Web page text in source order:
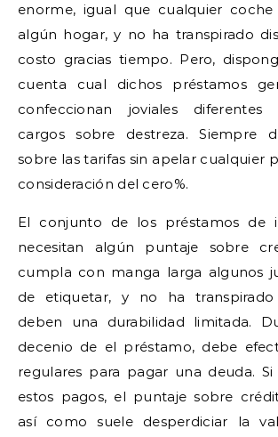
enorme, igual que cualquier coche
algún hogar, y no ha transpirado
costo gracias tiempo. Pero,
cuenta cual dichos préstamos
confeccionan joviales diferentes
cargos sobre destreza. Siempre
sobre las tarifas sin apelar cualquier
consideración del cero%.
El conjunto de los préstamos de
necesitan algún puntaje sobre
cumpla con manga larga algunos
de etiquetar, y no ha
deben una durabilidad limitada.
decenio de el préstamo, debe
regulares para pagar una deuda.
estos pagos, el puntaje sobre
así­ como suele desperdiciar la